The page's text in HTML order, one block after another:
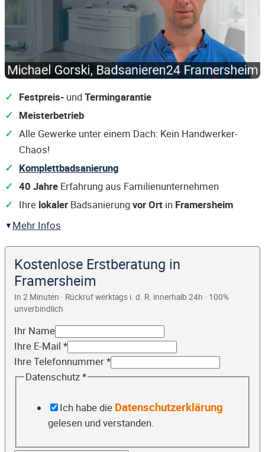
Festpreis- undTermingarantie
Meisterbetrieb
Alle Gewerke unter einem Dach: Kein Handwerker-
Chaos!
Komplettbadsanierung
40 Jahre Erfahrung aus Familienunternehmen
Ihre lokaler Badsanierungvor Ort in Framersheim
Mehr Infos
Kostenlose Erstberatung in
Framersheim
In 2 Minuten · Rückruf werktags i. d. R. innerhalb 24h · 100%
unverbindlich
Ihr Name
Ihre E-Mail *
Ihre Telefonnummer*
Datenschutz*
Ich habe die Datenschutzerklärung
gelesen und verstanden.